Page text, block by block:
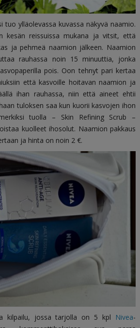
tuo ylläolevassa kuvassa näkyvä naamio.
kesän reissuissa mukana ja vitsit, että
ja pehmeä naamion jälkeen. Naamion
rauhassa noin 15 minuuttia, jonka
pois. Oon tehnyt pari kertaa
että kasvoille hoitavan naamion ja
ihan rauhassa, niin että aineet ehtii
tuloksen saa kun kuorii kasvojen ihon
tuolla – Skin Refining Scrub –
kuolleet ihosolut. Naamion pakkaus
ja hinta on noin 2 €.
kilpailu, jossa tarjolla on 5 kpl Nivea-